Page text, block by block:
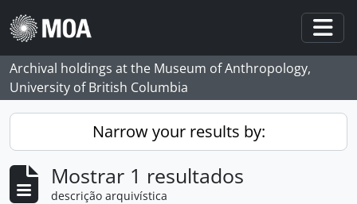
Skip to main content
Archival holdings at the Museum of Anthropology,
University of British Columbia
Narrow your results by:
Mostrar 1 resultados
descrição arquivística